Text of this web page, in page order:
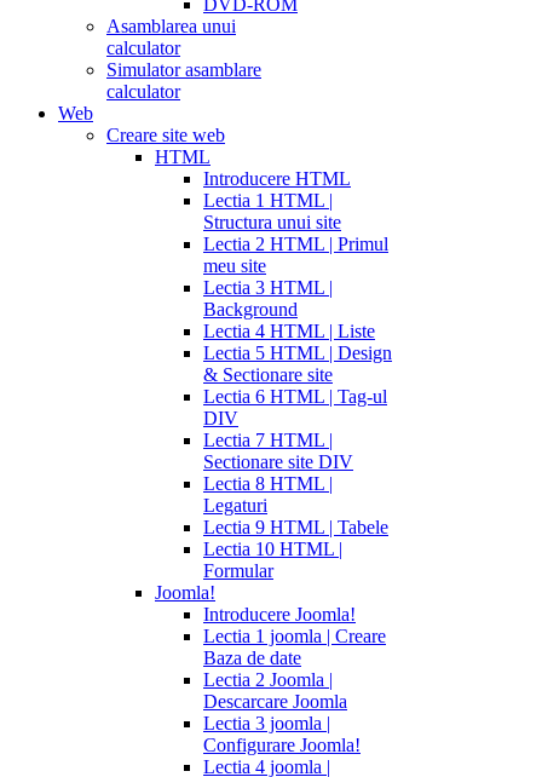
DVD-ROM
Asamblarea unui
calculator
Simulator asamblare
calculator
Web
Creare site web
HTML
Introducere HTML
Lectia 1 HTML |
Structura unui site
Lectia 2 HTML | Primul
meu site
Lectia 3 HTML |
Background
Lectia 4 HTML | Liste
Lectia 5 HTML | Design
& Sectionare site
Lectia 6 HTML | Tag-ul
DIV
Lectia 7 HTML |
Sectionare site DIV
Lectia 8 HTML |
Legaturi
Lectia 9 HTML | Tabele
Lectia 10 HTML |
Formular
Joomla!
Introducere Joomla!
Lectia 1 joomla | Creare
Baza de date
Lectia 2 Joomla |
Descarcare Joomla
Lectia 3 joomla |
Configurare Joomla!
Lectia 4 joomla |